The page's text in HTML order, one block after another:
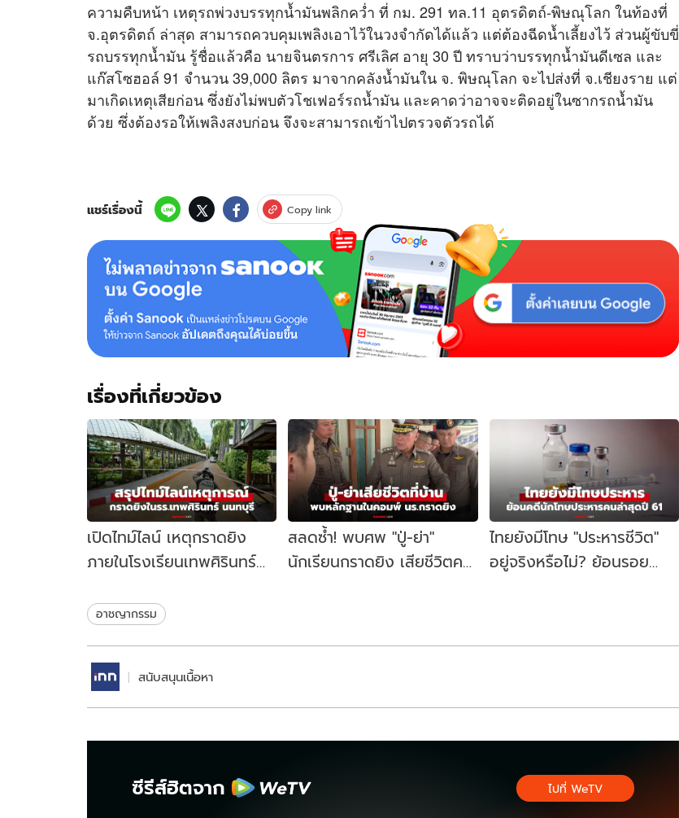
ความคืบหน้า เหตุรถพ่วงบรรทุกน้ำมันพลิกคว่ำ ที่ กม. 291 ทล.11 อุตรดิตถ์-พิษณุโลก ในท้องที่
จ.อุตรดิตถ์ ล่าสุด สามารถควบคุมเพลิงเอาไว้ในวงจำกัดได้แล้ว แต่ต้องฉีดน้ำเลี้ยงไว้ ส่วนผู้ขับขี่
รถบรรทุกน้ำมัน รู้ชื่อแล้วคือ นายจินตรการ ศรีเลิศ อายุ 30 ปี ทราบว่าบรรทุกน้ำมันดีเซล และ
แก๊สโซฮอล์ 91 จำนวน 39,000 ลิตร มาจากคลังน้ำมันใน จ. พิษณุโลก จะไปส่งที่ จ.เชียงราย แต่
มาเกิดเหตุเสียก่อน ซึ่งยังไม่พบตัวโชเฟอร์รถน้ำมัน และคาดว่าอาจจะติดอยู่ในซากรถน้ำมัน
ด้วย ซึ่งต้องรอให้เพลิงสงบก่อน จึงจะสามารถเข้าไปตรวจตัวรถได้
แชร์เรื่องนี้ Copy link
เรื่องที่เกี่ยวข้อง
เปิดไทม์ไลน์ เหตุกราดยิง
ภายในโรงเรียนเทพศิรินทร์
สลดซ้ำ! พบศพ "ปู่-ย่า"
นักเรียนกราดยิง เสียชีวิตคา
ไทยยังมีโทษ "ประหารชีวิต"
อยู่จริงหรือไม่? ย้อนรอย
อาชญากรรม
สนับสนุนเนื้อหา
ซีรีส์ฮิตจาก ไปที่ WeTV